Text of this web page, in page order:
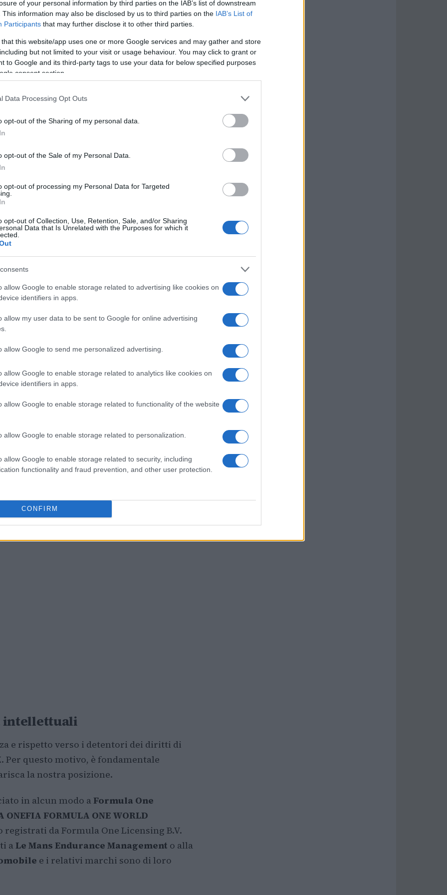
of your personal information by third parties on the IAB’s list of downstream
This information may also be disclosed by us to third parties on the IAB’s List of
Participants that may further disclose it to other third parties.
that this website/app uses one or more Google services and may gather and store
but not limited to your visit or usage behaviour. You may click to grant or
to Google and its third-party tags to use your data for below specified purposes
consent section.
Data Processing Opt Outs
opt-out of the Sharing of my personal data.
opt-out of the Sale of my Personal Data.
opt-out of processing my Personal Data for Targeted
opt-out of Collection, Use, Retention, Sale, and/or Sharing
Data that Is Unrelated with the Purposes for which it
allow Google to enable storage related to advertising like cookies on
identifiers in apps.
allow my user data to be sent to Google for online advertising
allow Google to send me personalized advertising.
allow Google to enable storage related to analytics like cookies on
identifiers in apps.
allow Google to enable storage related to functionality of the website
allow Google to enable storage related to personalization.
allow Google to enable storage related to security, including
functionality and fraud prevention, and other user protection.
CONFIRM
. Questo ci obbliga a includere alcune
accurate e aggiornate, sempre nel
intellettuali. Per questo motivo, è
non è ufficiale e non è associato in alcun
Le Mans Endurance Managementla
oDorna Sports S.L.
settore automobilistico
circuiti e organizzatori di eventi
contenuti di alta qualità e
ci permettono di offrire una
del calendario, senza però violare
ufficiali.
di eventi locali e internazionali per
interviste esclusive e analisi tecniche.
contenuti sono prodotti in
nel pieno rispetto delle normative
intellettuali
e rispetto verso i detentori dei diritti di
. Per questo motivo, è fondamentale
la nostra posizione.
in alcun modo aFormula One
ONEFIA FORMULA ONE WORLD
registrati da Formula One Licensing B.V.
aLe Mans Endurance Management o alla
e i relativi marchi sono di loro